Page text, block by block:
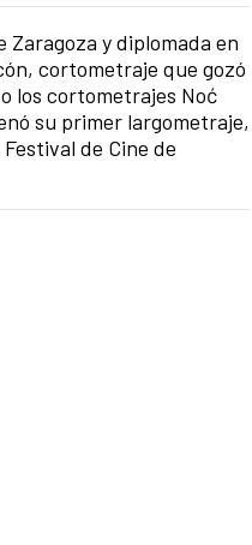
Zaragoza y diplomada en
cortometraje que gozó
los cortometrajes Noć
su primer largometraje,
de Cine de